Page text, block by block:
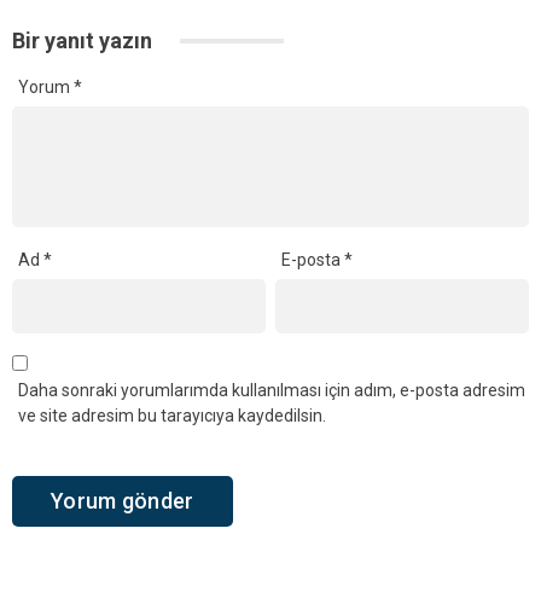
Bir yanıt yazın
Yorum *
Ad * E-posta*
Daha sonraki yorumlarımda kullanılması için adım, e-posta adresim
ve site adresim bu tarayıcıya kaydedilsin.